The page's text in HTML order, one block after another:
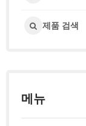
제품 검색
메뉴